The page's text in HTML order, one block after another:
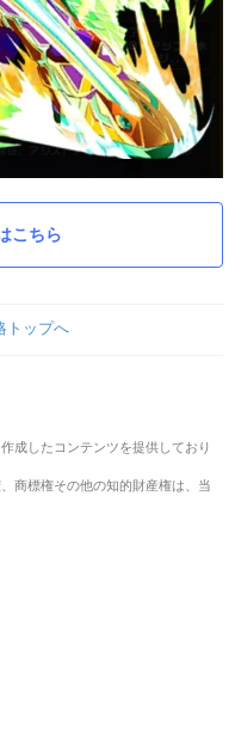
こちら
トップへ
成したコンテンツを提供しており
商標権その他の知的財産権は、当